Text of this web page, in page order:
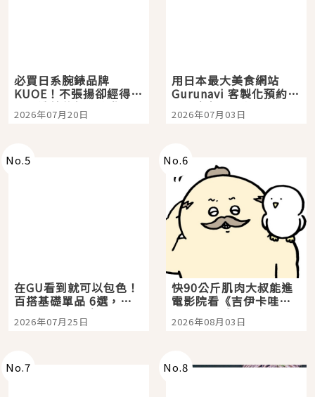
必買日系腕錶品牌
KUOE！不張揚卻經得起
時間洗鍊的經典之作五
選
2026年07月20日
用日本最大美食網站
Gurunavi 客製化預約九
大都市餐廳，打造專屬
美食體驗！
2026年07月03日
No.5
在GU看到就可以包色！
百搭基礎單品 6選，閉
眼全收也不心疼
2026年07月25日
No.6
快90公斤肌肉大叔能進
電影院看《吉伊卡哇》
嗎？日本重金屬樂團
「打首」會長與nagano
2026年08月03日
No.7 No.8